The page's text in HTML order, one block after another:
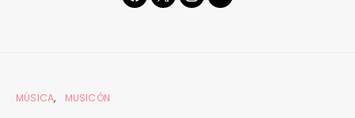
MÚSICA MUSICÓN